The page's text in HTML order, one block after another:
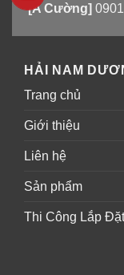
[A Cường]
HẢI NAM
Trang chủ
Giới thiệu
Liên hệ
Sản phẩm
Thi Công Lắp Đặt